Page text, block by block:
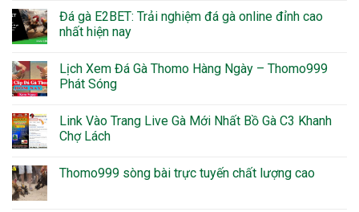
Đá gà E2BET: Trải nghiệm đá gà online đỉnh cao
nhất hiện nay
Lịch Xem Đá Gà Thomo Hàng Ngày – Thomo999
Phát Sóng
Link Vào Trang Live Gà Mới Nhất Bồ Gà C3 Khanh
Chợ Lách
Thomo999 sòng bài trực tuyến chất lượng cao